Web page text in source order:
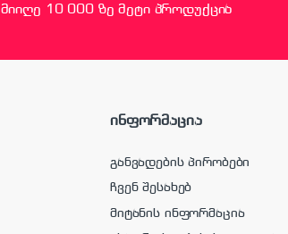
მიიღე 10 000 ზე მეტი პროდუქცია
ინფორმაცია
განვადების პირობები
ჩვენ შესახებ
მიტანის ინფორმაცია